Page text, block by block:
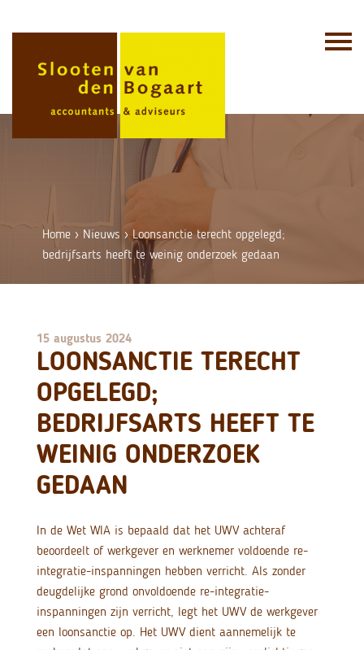
Home › Nieuws ›Loonsanctie terecht opgelegd;
bedrijfsarts heeft te weinig onderzoek gedaan
15 augustus 2024
LOONSANCTIE TERECHT
OPGELEGD;
BEDRIJFSARTS HEEFT TE
WEINIG ONDERZOEK
GEDAAN
In de Wet WIA is bepaald dat het UWV achteraf
beoordeelt of werkgever en werknemer voldoende re-
integratie-inspanningen hebben verricht. Als zonder
deugdelijke grond onvoldoende re-integratie-
inspanningen zijn verricht, legt het UWV de werkgever
een loonsanctie op. Het UWV dient aannemelijk te